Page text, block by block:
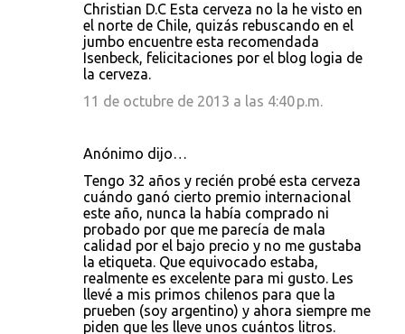
Christian D.C Esta cerveza no la he visto en
el norte de Chile, quizás rebuscando en el
jumbo encuentre esta recomendada
Isenbeck, felicitaciones por el blog logia de
la cerveza.
11 de octubre de 2013 a las 4:40 p.m.
Anónimo dijo…
Tengo 32 años y recién probé esta cerveza
cuándo ganó cierto premio internacional
este año, nunca la había comprado ni
probado por que me parecía de mala
calidad por el bajo precio y no me gustaba
la etiqueta. Que equivocado estaba,
realmente es excelente para mi gusto. Les
llevé a mis primos chilenos para que la
prueben (soy argentino) y ahora siempre me
piden que les lleve unos cuántos litros.